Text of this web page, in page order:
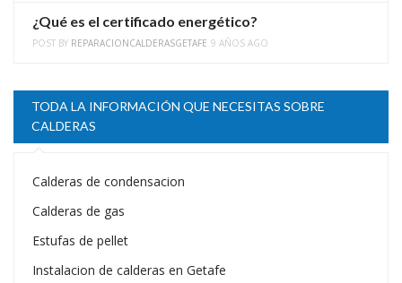
¿Qué es el certificado energético?
POST BY REPARACIONCALDERASGETAFE 9 AÑOS AGO
TODA LA INFORMACIÓN QUE NECESITAS SOBRE
CALDERAS
Calderas de condensacion
Calderas de gas
Estufas de pellet
Instalacion de calderas en Getafe